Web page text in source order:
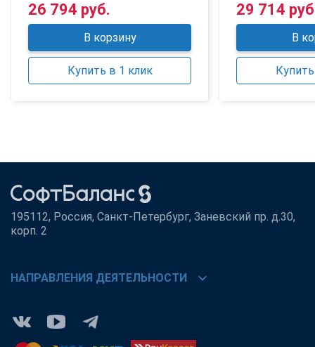
26 794 руб.
В корзину
Купить в 1 клик
29 714
В
195112, Россия, Санкт-Петербург, Заневский пр. д.30,
корп. 2
НАПРАВЛЕНИЯ ДЕЯТЕЛЬНОСТИ chevron_right